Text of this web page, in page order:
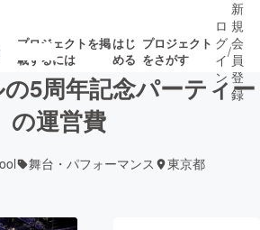
プロジェクトを掲
載するには
はじ
める
プロジェクト
をさがす
目の新着プロ
クト
募集終了が近いプ
ロジェクト
もうすぐ公開
されます
ロ
グ
イ
ン
/
新
規
会
員
登
録
5周年記念パーティー
の運営費
舞台・パフォーマンス 東京都